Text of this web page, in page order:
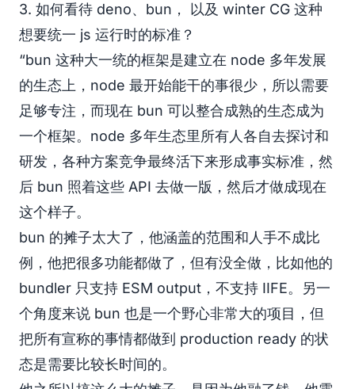
3. 如何看待 deno、bun， 以及 winter CG 这种
想要统一 js 运行时的标准？
“bun 这种大一统的框架是建立在 node 多年发展
的生态上，node 最开始能干的事很少，所以需要
足够专注，而现在 bun 可以整合成熟的生态成为
一个框架。node 多年生态里所有人各自去探讨和
研发，各种方案竞争最终活下来形成事实标准，然
后 bun 照着这些 API 去做一版，然后才做成现在
这个样子。
bun 的摊子太大了，他涵盖的范围和人手不成比
例，他把很多功能都做了，但有没全做，比如他的
bundler 只支持 ESM output，不支持 IIFE。另一
个角度来说 bun 也是一个野心非常大的项目，但
把所有宣称的事情都做到 production ready 的状
态是需要比较长时间的。